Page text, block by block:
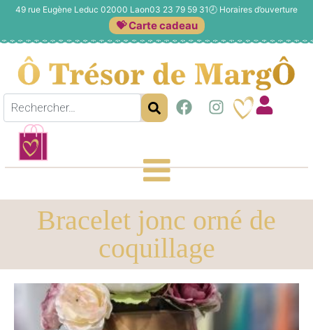
49 rue Eugène Leduc 02000 Laon03 23 79 59 31🕗 Horaires d’ouverture
💝 Carte cadeau
Bracelet jonc orné de
coquillage